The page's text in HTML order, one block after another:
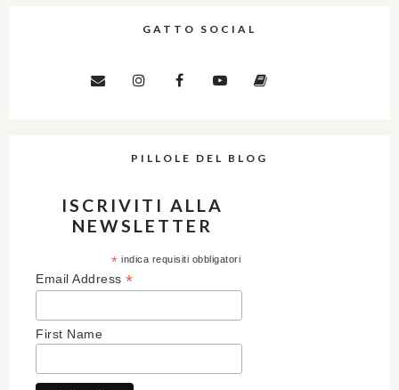
GATTO SOCIAL
PILLOLE DEL BLOG
ISCRIVITI ALLA
NEWSLETTER
* indica requisiti obbligatori
Email Address *
First Name